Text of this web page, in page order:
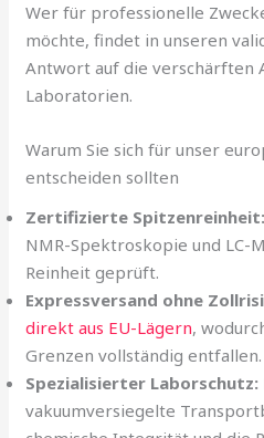
Wer für professionelle
möchte, findet in unseren
Antwort auf die verschärften
Laboratorien.
Warum Sie sich für unser
entscheiden sollten
Zertifizierte Spitzenreinheit:
NMR-Spektroskopie und LC-
Reinheit geprüft.
Expressversand ohne
direkt aus EU-Lägern,
Grenzen vollständig entfallen.
Spezialisierter Laborschutz:
vakuumversiegelte